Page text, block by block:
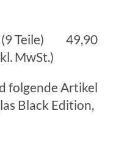
(9 Teile) 49,90
MwSt.)
folgende Artikel
Black Edition,